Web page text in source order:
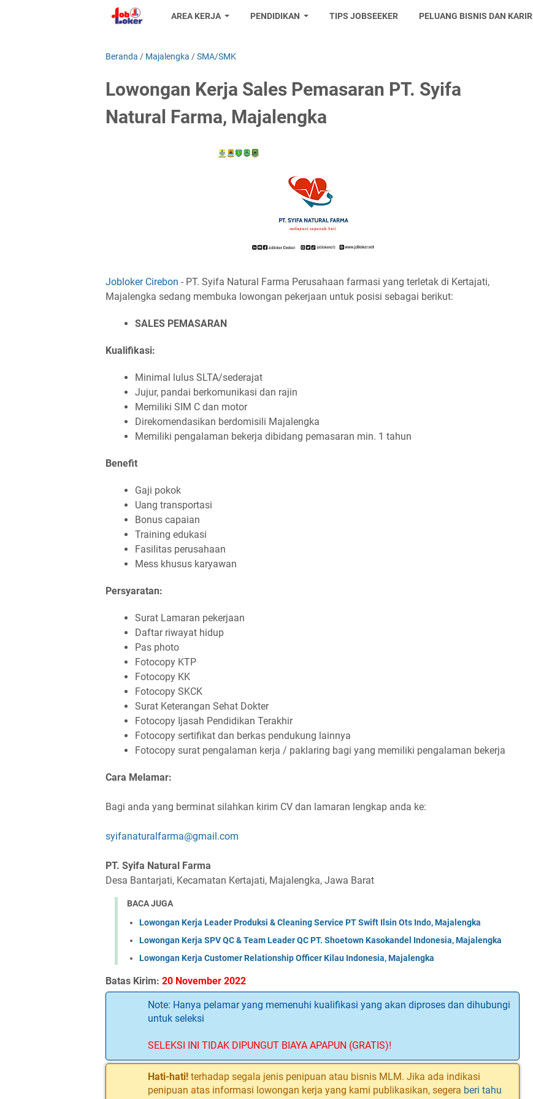
AREA KERJA PENDIDIKAN TIPS JOBSEEKER PELUANG BISNIS DAN KARIR
Beranda / Majalengka /SMA/SMK
Lowongan Kerja Sales Pemasaran PT. Syifa
Natural Farma, Majalengka
Jobloker Cirebon - PT. Syifa Natural Farma Perusahaan farmasi yang terletak di Kertajati,
Majalengka sedang membuka lowongan pekerjaan untuk posisi sebagai berikut:
SALES PEMASARAN
Kualifikasi:
Minimal lulus SLTA/sederajat
Jujur, pandai berkomunikasi dan rajin
Memiliki SIM C dan motor
Direkomendasikan berdomisili Majalengka
Memiliki pengalaman bekerja dibidang pemasaran min. 1 tahun
Benefit
Gaji pokok
Uang transportasi
Bonus capaian
Training edukasi
Fasilitas perusahaan
Mess khusus karyawan
Persyaratan:
Surat Lamaran pekerjaan
Daftar riwayat hidup
Pas photo
Fotocopy KTP
Fotocopy KK
Fotocopy SKCK
Surat Keterangan Sehat Dokter
Fotocopy Ijasah Pendidikan Terakhir
Fotocopy sertifikat dan berkas pendukung lainnya
Fotocopy surat pengalaman kerja / paklaring bagi yang memiliki pengalaman bekerja
Cara Melamar:
Bagi anda yang berminat silahkan kirim CV dan lamaran lengkap anda ke:
syifanaturalfarma@gmail.com
PT. Syifa Natural Farma
Desa Bantarjati, Kecamatan Kertajati, Majalengka, Jawa Barat
BACA JUGA
Lowongan Kerja Leader Produksi & Cleaning Service PT Swift Ilsin Ots Indo, Majalengka
Lowongan Kerja SPV QC & Team Leader QC PT. Shoetown Kasokandel Indonesia, Majalengka
Lowongan Kerja Customer Relationship Officer Kilau Indonesia, Majalengka
Batas Kirim: 20 November 2022
Note: Hanya pelamar yang memenuhi kualifikasi yang akan diproses dan dihubungi
untuk seleksi
SELEKSI INI TIDAK DIPUNGUT BIAYA APAPUN (GRATIS)!
Hati-hati! terhadap segala jenis penipuan atau bisnis MLM. Jika ada indikasi
penipuan atas informasi lowongan kerja yang kami publikasikan, segera beri tahu